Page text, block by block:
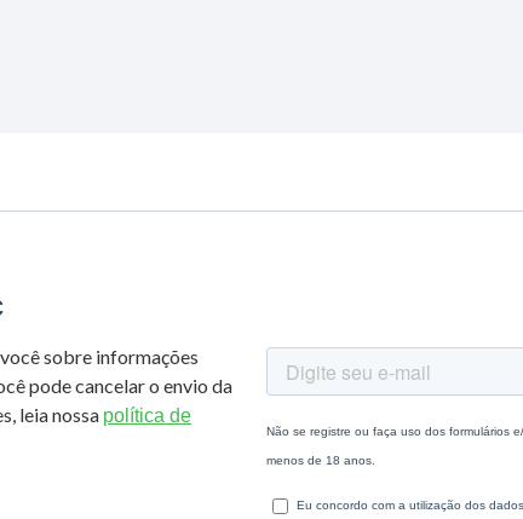
sobre informações
pode cancelar o envio da
leia nossa política de